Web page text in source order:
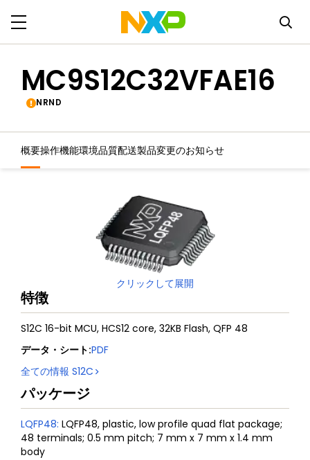
MC9S12C32VFAE16
NRND
概要操作機能環境品質配送製品変更のお知らせ
クリックして展開
特徴
S12C 16-bit MCU, HCS12 core, 32KB Flash, QFP 48
データ・シート:PDF
全ての情報 S12C
パッケージ
LQFP48: LQFP48, plastic, low profile quad flat package;
48 terminals; 0.5 mm pitch; 7 mm x 7 mm x 1.4 mm
body